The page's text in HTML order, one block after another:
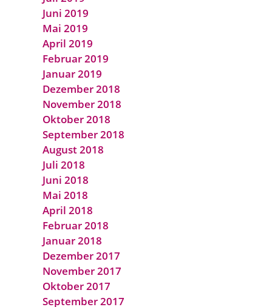
Juni 2019
Mai 2019
April 2019
Februar 2019
Januar 2019
Dezember 2018
November 2018
Oktober 2018
September 2018
August 2018
Juli 2018
Juni 2018
Mai 2018
April 2018
Februar 2018
Januar 2018
Dezember 2017
November 2017
Oktober 2017
September 2017